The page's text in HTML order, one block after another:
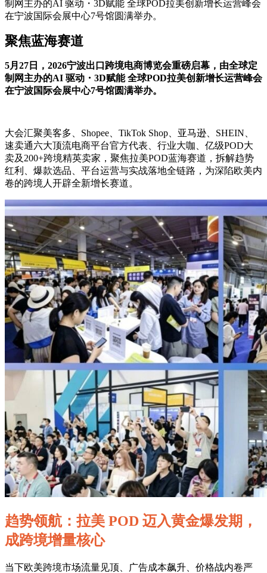
制网主办的AI 驱动・3D赋能 全球POD拉美创新增长运营峰会
在宁波国际会展中心7号馆圆满举办。
聚焦蓝海赛道
5月27日，2026宁波出口跨境电商博览会重磅启幕，由全球定
制网主办的AI 驱动・3D赋能 全球POD拉美创新增长运营峰会
在宁波国际会展中心7号馆圆满举办。
大会汇聚美客多、Shopee、TikTok Shop、亚马逊、SHEIN、
速卖通六大顶流电商平台官方代表、行业大咖、亿级POD大
卖及200+跨境精英卖家，聚焦拉美POD蓝海赛道，拆解趋势
红利、爆款选品、平台运营与实战落地全链路，为深陷欧美内
卷的跨境人开辟全新增长赛道。
趋势领航：拉美 POD 迈入黄金爆发期，
成跨境增量核心
当下欧美跨境市场流量见顶、广告成本飙升、价格战内卷严